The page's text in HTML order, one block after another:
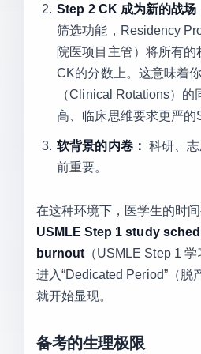
Step 2 CK 成为新的战场
筛选功能，Residency
院医项目主管）将所有的
CK的分数上。这意味着
（Clinical Rotations）的
高、临床思维要求更严的
软背景的内卷： 科研、
前重要。
在这种环境下，医学生的时
USMLE Step 1 study
burnout （USMLE Step 1
进入“Dedicated Period”（脱
就开始显现。
备考的生理极限